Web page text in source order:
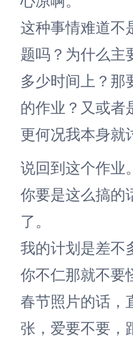
这种事情难道不
题吗？为什么主
多少时间上？那
的作业？又或者
更何况我本身就
说回到这个作业。
你要是这么搞的
了。
我的计划是差不
你不仁那就不要
春节照片的话，
张，爱要不要，